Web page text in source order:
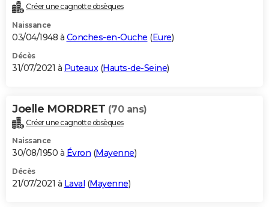
Créer une cagnotte obsèques
Naissance
03/04/1948 à Conches-en-Ouche (Eure)
Décès
31/07/2021 à Puteaux (Hauts-de-Seine)
Joelle MORDRET (70 ans)
Créer une cagnotte obsèques
Naissance
30/08/1950 à Évron (Mayenne)
Décès
21/07/2021 à Laval (Mayenne)